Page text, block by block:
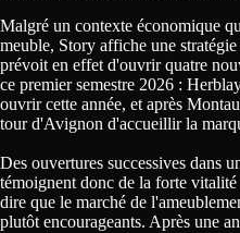
Malgré un contexte économique
meuble, Story affiche une
prévoit en effet d'ouvrir quatre
ce premier semestre 2026 :
ouvrir cette année, et après
tour d'Avignon d'accueillir la
Des ouvertures successives dans
témoignent donc de la forte
dire que le marché de
plutôt encourageants. Après une